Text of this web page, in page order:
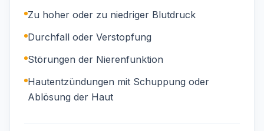
Zu hoher oder zu niedriger Blutdruck
Durchfall oder Verstopfung
Störungen der Nierenfunktion
Hautentzündungen mit Schuppung oder
Ablösung der Haut